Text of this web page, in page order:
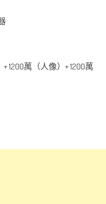
1200萬（人像）+ 1200萬